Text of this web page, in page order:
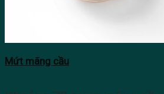
Mứt mãng cầu